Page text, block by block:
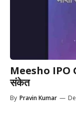
Meesho IPO
संकेत
By Pravin Kumar —